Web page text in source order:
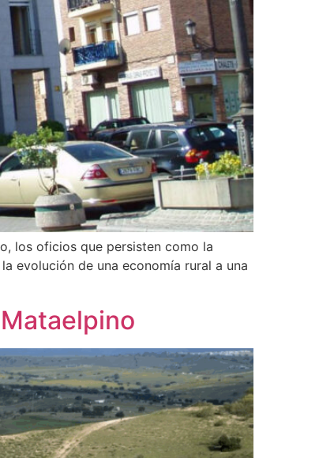
los oficios que persisten como la
evolución de una economía rural a una